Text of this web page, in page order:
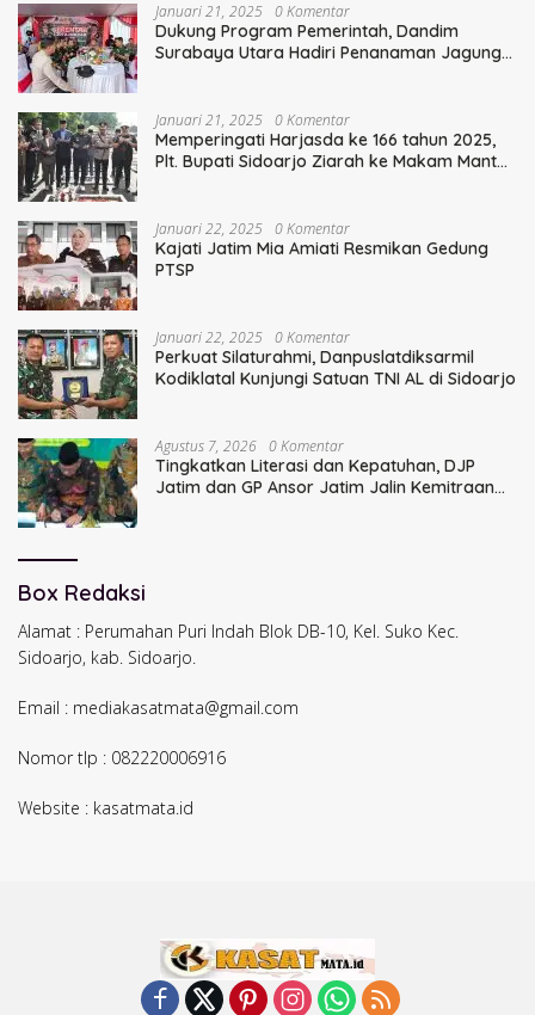
Januari 21, 2025 0 Komentar
Dukung Program Pemerintah, Dandim
Surabaya Utara Hadiri Penanaman Jagung
Januari 21, 2025 0 Komentar
Memperingati Harjasda ke 166 tahun 2025,
Plt. Bupati Sidoarjo Ziarah ke Makam Mantan
Januari 22, 2025 0 Komentar
Kajati Jatim Mia Amiati Resmikan Gedung
PTSP
Januari 22, 2025 0 Komentar
Perkuat Silaturahmi, Danpuslatdiksarmil
Kodiklatal Kunjungi Satuan TNI AL di Sidoarjo
Agustus 7, 2026 0 Komentar
Tingkatkan Literasi dan Kepatuhan, DJP
Jatim dan GP Ansor Jatim Jalin Kemitraan
Box Redaksi
Alamat : Perumahan Puri Indah Blok DB-10, Kel. Suko Kec.
Sidoarjo, kab. Sidoarjo.
Email : mediakasatmata@gmail.com
Nomor tlp : 082220006916
Website : kasatmata.id